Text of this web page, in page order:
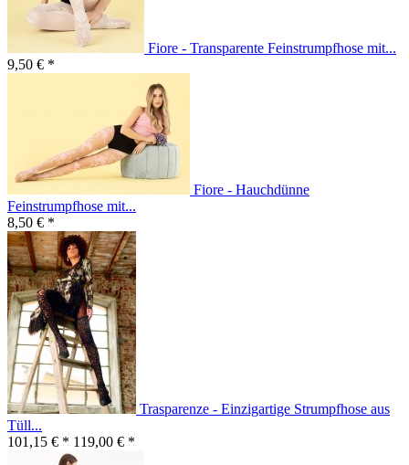
Fiore - Transparente Feinstrumpfhose mit...
9,50 € *
Fiore - Hauchdünne
Feinstrumpfhose mit...
8,50 € *
Trasparenze - Einzigartige Strumpfhose aus
Tüll...
101,15 € * 119,00 € *